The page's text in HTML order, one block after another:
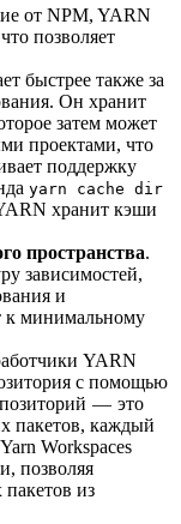
от NPM, YARN
позволяет
быстрее также за
Он хранит
затем может
проектами, что
поддержку
yarn cache dir
хранит кэши
пространства.
зависимостей,
и
к минимальному
YARN
с помощью
— это
пакетов, каждый
Workspaces
позволяя
пакетов из